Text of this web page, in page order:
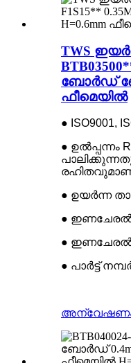
TWS
ബോർഡ്
ഫീമെയിൽ
● ISO9001,
● ഉൽപ്പന്നം
● ഉയർന്ന
● ഇണചേരൽ
● ഇണചേരൽ
● പാർട്ട്